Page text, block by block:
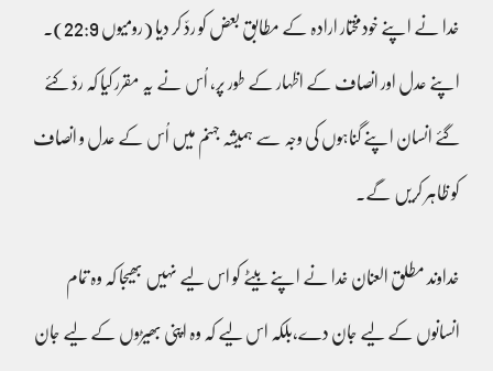
خدا نے اپنے خودمختار ارادہ کے مطابق بعض کو ردّ کر دیا (رومیوں 22:9)۔
اپنے عدل اور انصاف کے اظہار کے طور پر، اُس نے یہ مقرر کیا کہ ردّ کئے
گئے انسان اپنے گناہوں کی وجہ سے ہمیشہ جہنم میں اُس کے عدل و انصاف
کو ظاہر کریں گے۔
خداوند مطلق العنان خدا نے اپنے بیٹے کو اس لیے نہیں بھیجا کہ وہ تمام
انسانوں کے لیے جان دے،بلکہ اس لیے کہ وہ اپنی بھیڑوں کے لیے جان